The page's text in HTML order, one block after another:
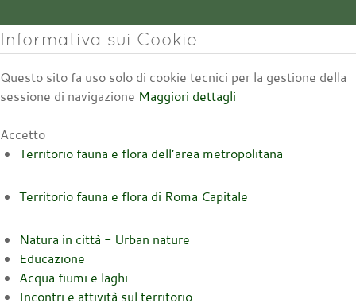
Informativa sui Cookie
Questo sito fa uso solo di cookie tecnici per la gestione della
sessione di navigazione Maggiori dettagli
Accetto
Territorio fauna e flora dell’area metropolitana
Territorio fauna e flora di Roma Capitale
Natura in città - Urban nature
Educazione
Acqua fiumi e laghi
Incontri e attività sul territorio